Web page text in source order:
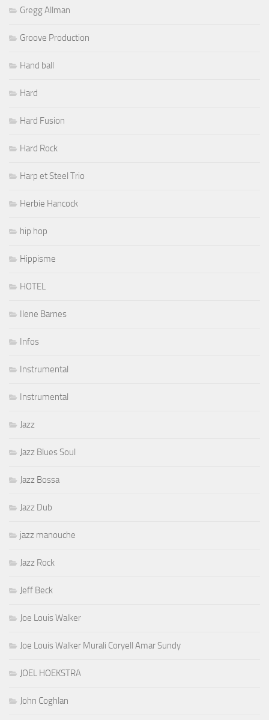
Gregg Allman
Groove Production
Hand ball
Hard
Hard Fusion
Hard Rock
Harp et Steel Trio
Herbie Hancock
hip hop
Hippisme
HOTEL
Ilene Barnes
Infos
Instrumental
Instrumental
Jazz
Jazz Blues Soul
Jazz Bossa
Jazz Dub
jazz manouche
Jazz Rock
Jeff Beck
Joe Louis Walker
Joe Louis Walker Murali Coryell Amar Sundy
JOEL HOEKSTRA
John Coghlan